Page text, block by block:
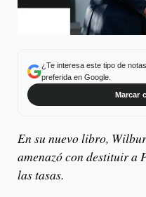
¿Te interesa este tipo de
preferida en Google.
Marcar
En su nuevo libro,
amenazó con destituir a
las tasas.